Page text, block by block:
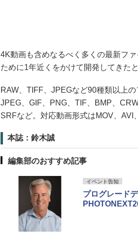
4K動画も含めなるべく多くの最新フ
ために1年近くをかけて開発してきたと
RAW、TIFF、JPEGなど90種類以上
JPEG、GIF、PNG、TIF、BMP、
SRFなど。対応動画形式はMOV、AVI
本誌：鈴木誠
編集部のおすすめ記事
イベント告知
プログレード